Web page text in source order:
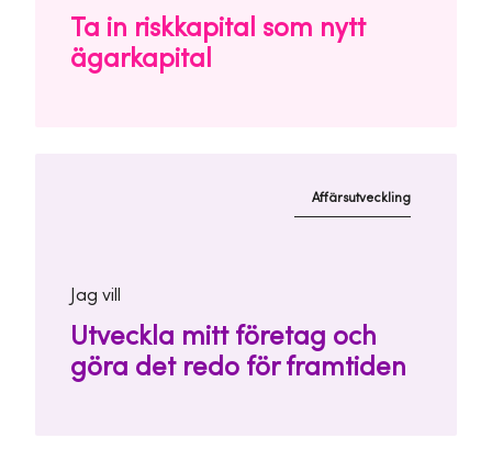
Ta in riskkapital som nytt
ägarkapital
Affärsutveckling
Jag vill
Utveckla mitt företag och
göra det redo för framtiden